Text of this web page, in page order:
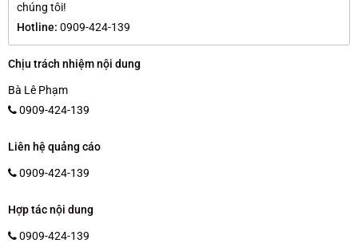
chúng tôi!
Hotline: 0909-424-139
Chịu trách nhiệm nội dung
Bà Lê Phạm
0909-424-139
Liên hệ quảng cáo
0909-424-139
Hợp tác nội dung
0909-424-139